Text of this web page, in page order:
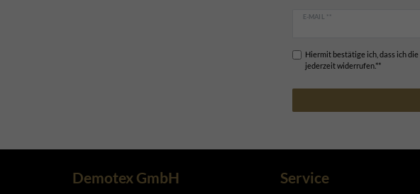
E-MAIL **
Hiermit bestätige ich, dass ich die
jederzeit widerrufen.**
Demotex GmbH Service